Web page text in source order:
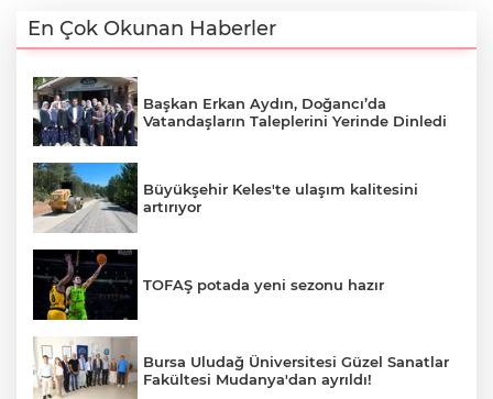
En Çok Okunan Haberler
Başkan Erkan Aydın, Doğancı’da
Vatandaşların Taleplerini Yerinde Dinledi
Büyükşehir Keles'te ulaşım kalitesini
artırıyor
TOFAŞ potada yeni sezonu hazır
Bursa Uludağ Üniversitesi Güzel Sanatlar
Fakültesi Mudanya'dan ayrıldı!